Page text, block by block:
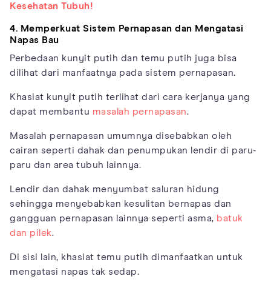
Kesehatan Tubuh!
4. Memperkuat Sistem Pernapasan dan Mengatasi
Napas Bau
Perbedaan kunyit putih dan temu putih juga bisa
dilihat dari manfaatnya pada sistem pernapasan.
Khasiat kunyit putih terlihat dari cara kerjanya yang
dapat membantu masalah pernapasan.
Masalah pernapasan umumnya disebabkan oleh
cairan seperti dahak dan penumpukan lendir di paru-
paru dan area tubuh lainnya.
Lendir dan dahak menyumbat saluran hidung
sehingga menyebabkan kesulitan bernapas dan
gangguan pernapasan lainnya seperti asma, batuk
dan pilek.
Di sisi lain, khasiat temu putih dimanfaatkan untuk
mengatasi napas tak sedap.